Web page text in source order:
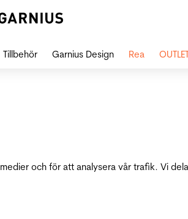
och för att analysera vår trafik. Vi
Tillbehör Garnius Design Rea